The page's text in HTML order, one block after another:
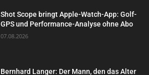
Shot Scope bringt Apple-Watch-App: Golf-
GPS und Performance-Analyse ohne Abo
07.08.2026
Bernhard Langer: Der Mann, den das Alter